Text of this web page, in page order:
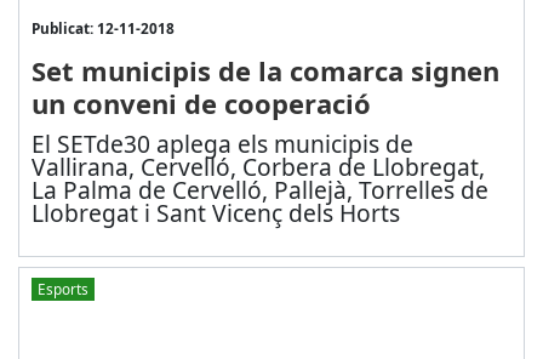
Publicat: 12-11-2018
Set municipis de la comarca signen
un conveni de cooperació
El SETde30 aplega els municipis de
Vallirana, Cervelló, Corbera de Llobregat,
La Palma de Cervelló, Pallejà, Torrelles de
Llobregat i Sant Vicenç dels Horts
Esports